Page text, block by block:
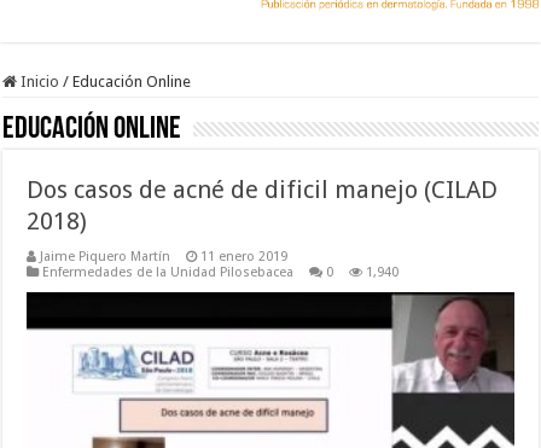
Inicio / Educación Online
Educación Online
Dos casos de acné de dificil manejo (CILAD
2018)
Jaime Piquero Martín
11 enero 2019
Enfermedades de la Unidad Pilosebacea
0 1,940